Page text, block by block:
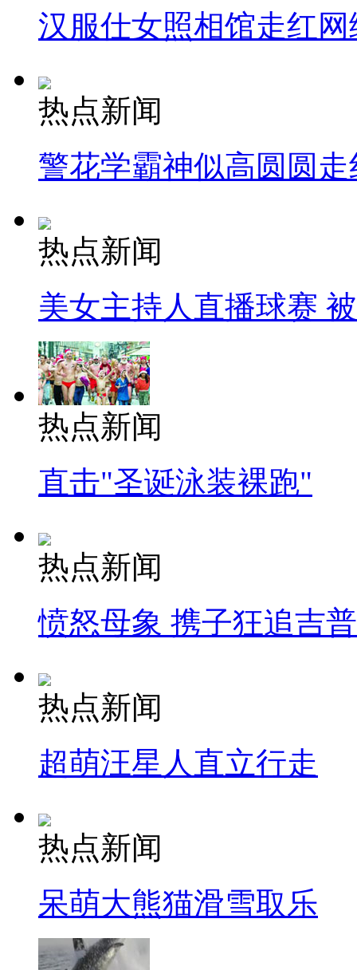
汉服仕女照相馆走红网
热点新闻
警花学霸神似高圆圆走
热点新闻
美女主持人直播球赛
热点新闻
直击"圣诞泳装裸跑"
热点新闻
愤怒母象 携子狂追吉
热点新闻
超萌汪星人直立行走
热点新闻
呆萌大熊猫滑雪取乐